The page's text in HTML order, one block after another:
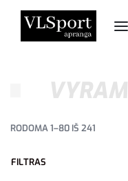
RODOMA 1–80 IŠ 241
FILTRAS